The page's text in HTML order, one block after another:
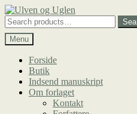
Spring
til
navigation
Spring
til
indhold
Search
for:
Menu
Forside
Butik
Indsend manuskript
Om forlaget
Kontakt